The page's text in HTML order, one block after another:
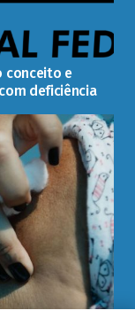
conceito e
deficiência